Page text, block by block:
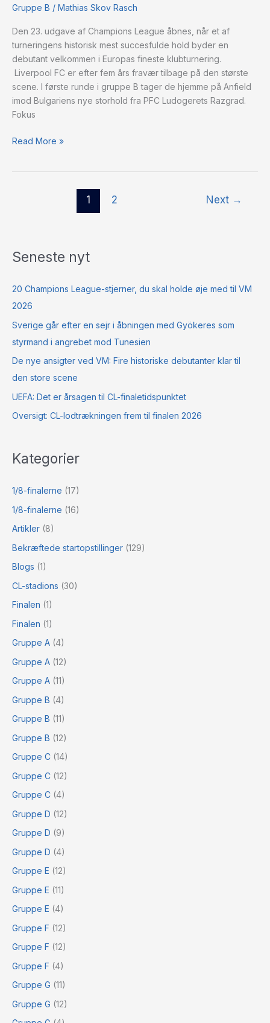
Gruppe B / Mathias Skov Rasch
Den 23. udgave af Champions League åbnes, når et af
turneringens historisk mest succesfulde hold byder en
debutant velkommen i Europas fineste klubturnering.
Liverpool FC er efter fem års fravær tilbage på den største
scene. I første runde i gruppe B tager de hjemme på Anfield
imod Bulgariens nye storhold fra PFC Ludogerets Razgrad.
Fokus
–
Ludogorets
Razgrad
Read More »
1 2 Next →
Seneste nyt
20 Champions League-stjerner, du skal holde øje med til VM
2026
Sverige går efter en sejr i åbningen med Gyökeres som
styrmand i angrebet mod Tunesien
De nye ansigter ved VM: Fire historiske debutanter klar til
den store scene
UEFA: Det er årsagen til CL-finaletidspunktet
Oversigt: CL-lodtrækningen frem til finalen 2026
Kategorier
1/8-finalerne (17)
1/8-finalerne (16)
Artikler (8)
Bekræftede startopstillinger (129)
Blogs (1)
CL-stadions (30)
Finalen (1)
Finalen (1)
Gruppe A (4)
Gruppe A (12)
Gruppe A (11)
Gruppe B (4)
Gruppe B (11)
Gruppe B (12)
Gruppe C (14)
Gruppe C (12)
Gruppe C (4)
Gruppe D (12)
Gruppe D (9)
Gruppe D (4)
Gruppe E (12)
Gruppe E (11)
Gruppe E (4)
Gruppe F (12)
Gruppe F (12)
Gruppe F (4)
Gruppe G (11)
Gruppe G (12)